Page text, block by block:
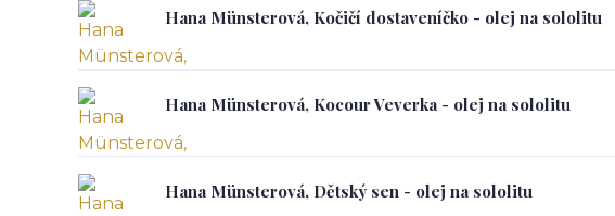
Hana Münsterová, Kočičí dostaveníčko - olej na sololitu
Hana Münsterová, Kocour Veverka - olej na sololitu
Hana Münsterová, Dětský sen - olej na sololitu